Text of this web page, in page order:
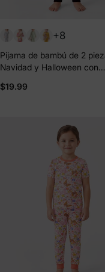
+8
Pijama de bambú de 2
Navidad y Halloween con
niño pequeño (ajustado),
$19.99